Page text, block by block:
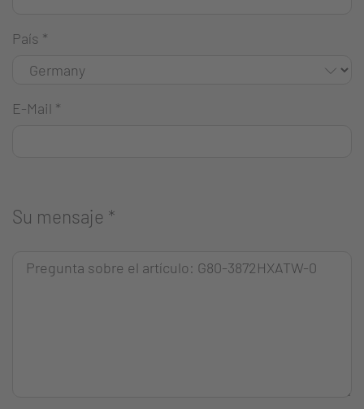
País *
E-Mail *
Su mensaje *